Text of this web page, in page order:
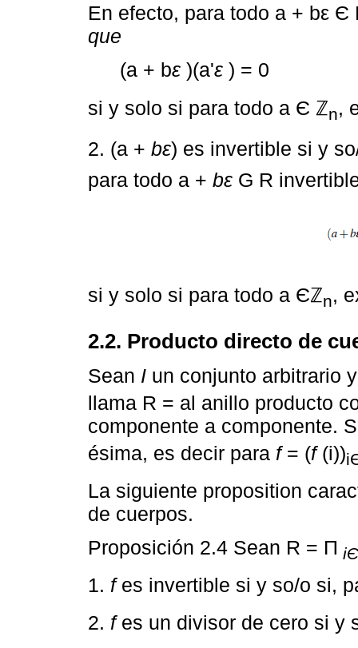
En efecto, para todo a + bε
que
(a + bε )(a'ε ) = 0
si y solo si para todo a Є ℤn,
2. (a + bε) es invertible si y
para todo a + bε G R
si y solo si para todo a Єℤn,
2.2. Producto directo de
Sean I un conjunto arbitrario
llama R = al anillo producto
componente a componente.
ésima, es decir para f= (f(i))
La siguiente proposition
de cuerpos.
Proposición 2.4 Sean R = П
1. fes invertible si y so/o si,
2. fes un divisor de cero si y